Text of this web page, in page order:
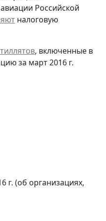
Российской
налоговую
, включенные в
за март 2016 г.
г. (об организациях,